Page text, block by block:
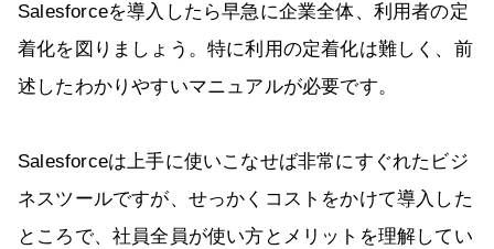
Salesforceを導入したら早急に企業全体、利用者の定
着化を図りましょう。特に利用の定着化は難しく、前
述したわかりやすいマニュアルが必要です。
Salesforceは上手に使いこなせば非常にすぐれたビジ
ネスツールですが、せっかくコストをかけて導入した
ところで、社員全員が使い方とメリットを理解してい